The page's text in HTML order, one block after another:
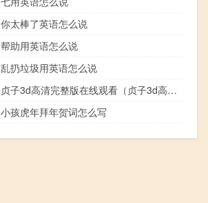
你太棒了英语怎么说
帮助用英语怎么说
乱扔垃圾用英语怎么说
贞子3d高清完整版在线观看（贞子3d高清完整版）
小孩虎年拜年贺词怎么写